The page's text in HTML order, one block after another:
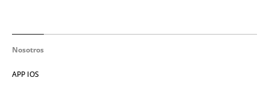
Nosotros
APP IOS